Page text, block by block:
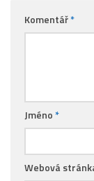
Komentář*
Jméno *
Webová